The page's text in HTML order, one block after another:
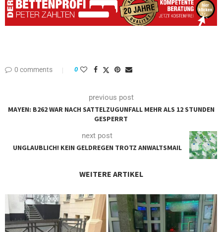
0 comments 0
previous post
MAYEN: B262 WAR NACH SATTELZUGUNFALL MEHR ALS 12 STUNDEN
GESPERRT
next post
UNGLAUBLICH! KEIN GELDREGEN TROTZ ANWALTSMAIL
WEITERE ARTIKEL